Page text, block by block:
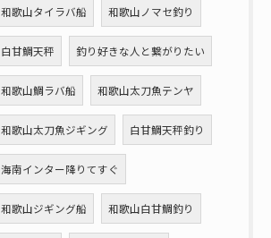
和歌山タイラバ船 和歌山ノマセ釣り
白甘鯛天秤 釣り好きな人と繋がりたい
和歌山鯛ラバ船 和歌山太刀魚テンヤ
和歌山太刀魚ジギング 白甘鯛天秤釣り
海南インター降りてすぐ
和歌山ジギング船 和歌山白甘鯛釣り